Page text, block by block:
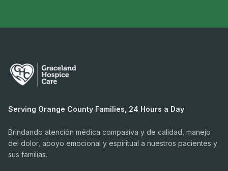
Serving Orange County Families, 24 Hours a Day
Brindando atención médica compasiva y de calidad, manejo
del dolor, apoyo emocional y espiritual a nuestros pacientes y
sus familias.